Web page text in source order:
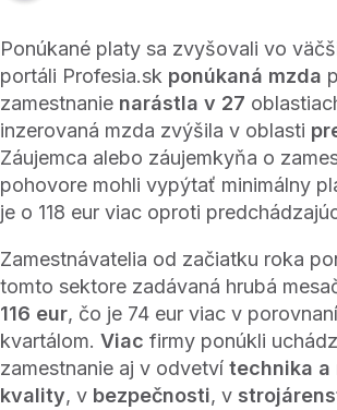
Ponúkané platy sa zvyšovali vo
portáli Profesia.sk ponúkaná mzda
zamestnanie narástla v 27
inzerovaná mzda zvýšila v oblasti
Záujemca alebo záujemkyňa o
pohovore mohli vypýtať minimálny
je o 118 eur viac oproti
Zamestnávatelia od začiatku roka
tomto sektore zadávaná hrubá
116 eur, čo je 74 eur viac v
kvartálom. Viac firmy ponúkli
zamestnanie aj v odvetví technika a
kvality, v bezpečnosti, v